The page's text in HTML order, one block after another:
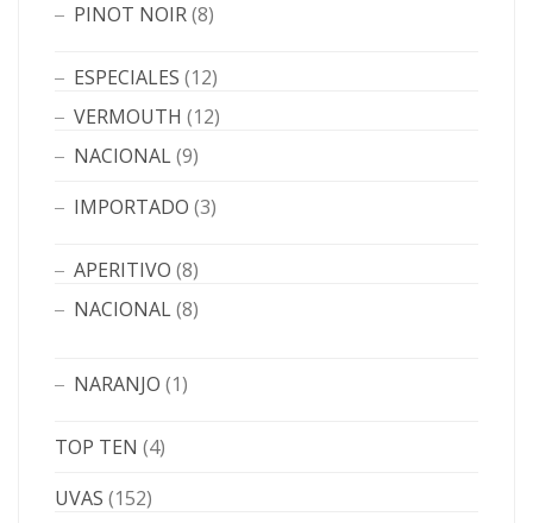
PINOT NOIR(8)
ESPECIALES (12)
VERMOUTH (12)
NACIONAL(9)
IMPORTADO (3)
APERITIVO (8)
NACIONAL(8)
NARANJO (1)
TOP TEN (4)
UVAS (152)